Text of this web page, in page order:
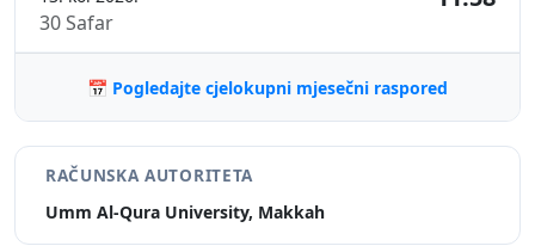
30 Safar
📅 Pogledajte cjelokupni mjesečni raspored
RAČUNSKA AUTORITETA
Umm Al-Qura University, Makkah